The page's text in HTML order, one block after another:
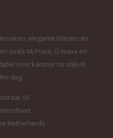
elegante blazers en
zoals Mi Piace, G-maxx en
voor kantoor tot stijlvol
dag.
19
Netherlands